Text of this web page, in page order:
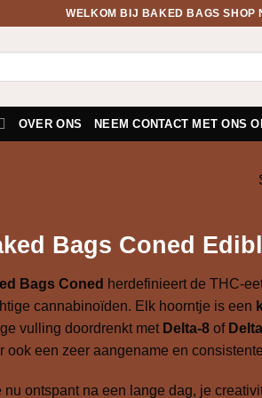
WELKOM BIJ BAKED BAGS SHOP
OVER ONS NEEM CONTACT MET ONS
Bags Coned
Bags Coned herdefinieert de THC-
cannabinoïden. Elk hoorntje is een
vulling doordrenkt met Delta-8 of
ook een zeer aangename en
nu ontspant na een lange dag, je